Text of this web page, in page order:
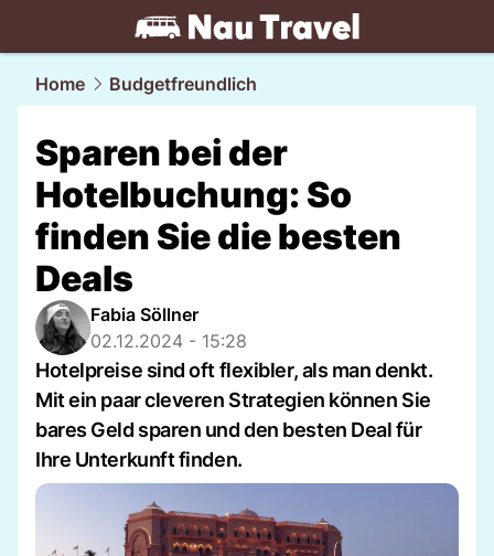
travel.NAU.ch
Home Budgetfreundlich
Sparen bei der
Hotelbuchung: So
finden Sie die besten
Deals
Fabia Söllner
02.12.2024 - 15:28
Hotelpreise sind oft flexibler, als man denkt.
Mit ein paar cleveren Strategien können Sie
bares Geld sparen und den besten Deal für
Ihre Unterkunft finden.